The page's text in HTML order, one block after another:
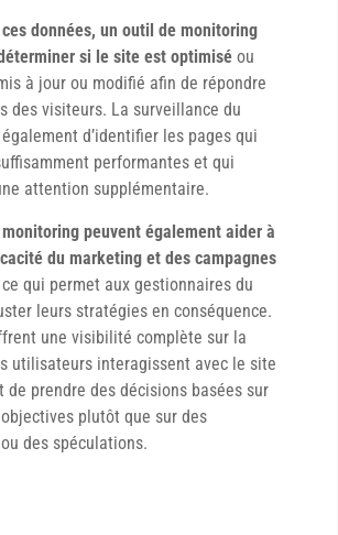
données, un outil de monitoring
si le site est optimisé ou
à jour ou modifié afin de répondre
des visiteurs. La surveillance du
d’identifier les pages qui
performantes et qui
attention supplémentaire.
peuvent également aider à
du marketing et des campagnes
ce qui permet aux gestionnaires du
leurs stratégies en conséquence.
une visibilité complète sur la
utilisateurs interagissent avec le site
de prendre des décisions basées sur
plutôt que sur des
des spéculations.